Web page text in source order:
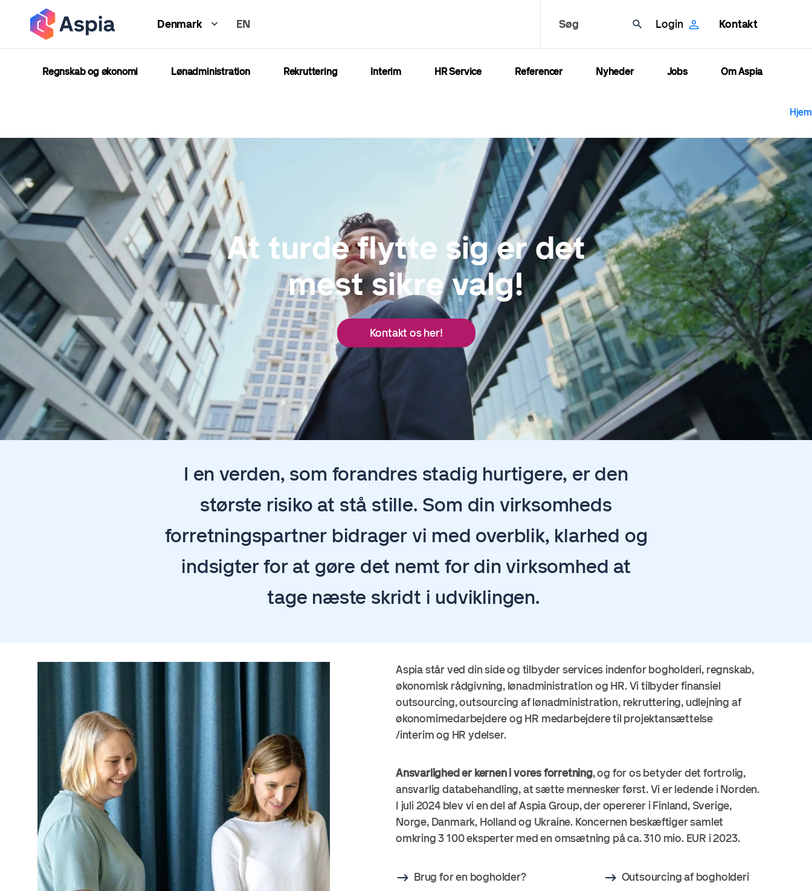
hovedindhold
Denmark EN Søg Login Kontakt
Regnskab og økonomi Lønadministration Rekruttering Interim HR Service Referencer Nyheder Jobs Om Aspia
Hjem
At turde flytte sig er det
mest sikre valg!
Kontakt os her!
I en verden, som forandres stadig hurtigere, er den
største risiko at stå stille. Som din virksomheds
forretningspartner bidrager vi med overblik, klarhed og
indsigter for at gøre det nemt for din virksomhed at
tage næste skridt i udviklingen.
Aspia står ved din side og tilbyder services indenfor bogholderi, regnskab,
økonomisk rådgivning, lønadministration og HR. Vi tilbyder finansiel
outsourcing, outsourcing af lønadministration, rekruttering, udlejning af
økonomimedarbejdere og HR medarbejdere til projektansættelse
/interim og HR ydelser.
Ansvarlighed er kernen i vores forretning, og for os betyder det fortrolig,
ansvarlig databehandling, at sætte mennesker først. Vi er ledende i Norden.
I juli 2024 blev vi en del afAspiaGroup, der opererer i Finland, Sverige,
Norge, Danmark, Holland og Ukraine. Koncernen beskæftiger samlet
omkring 3 100 eksperter med en omsætning på ca. 310 mio. EUR i 2023.
Brug for en bogholder?
Outsourcing af bogholderi